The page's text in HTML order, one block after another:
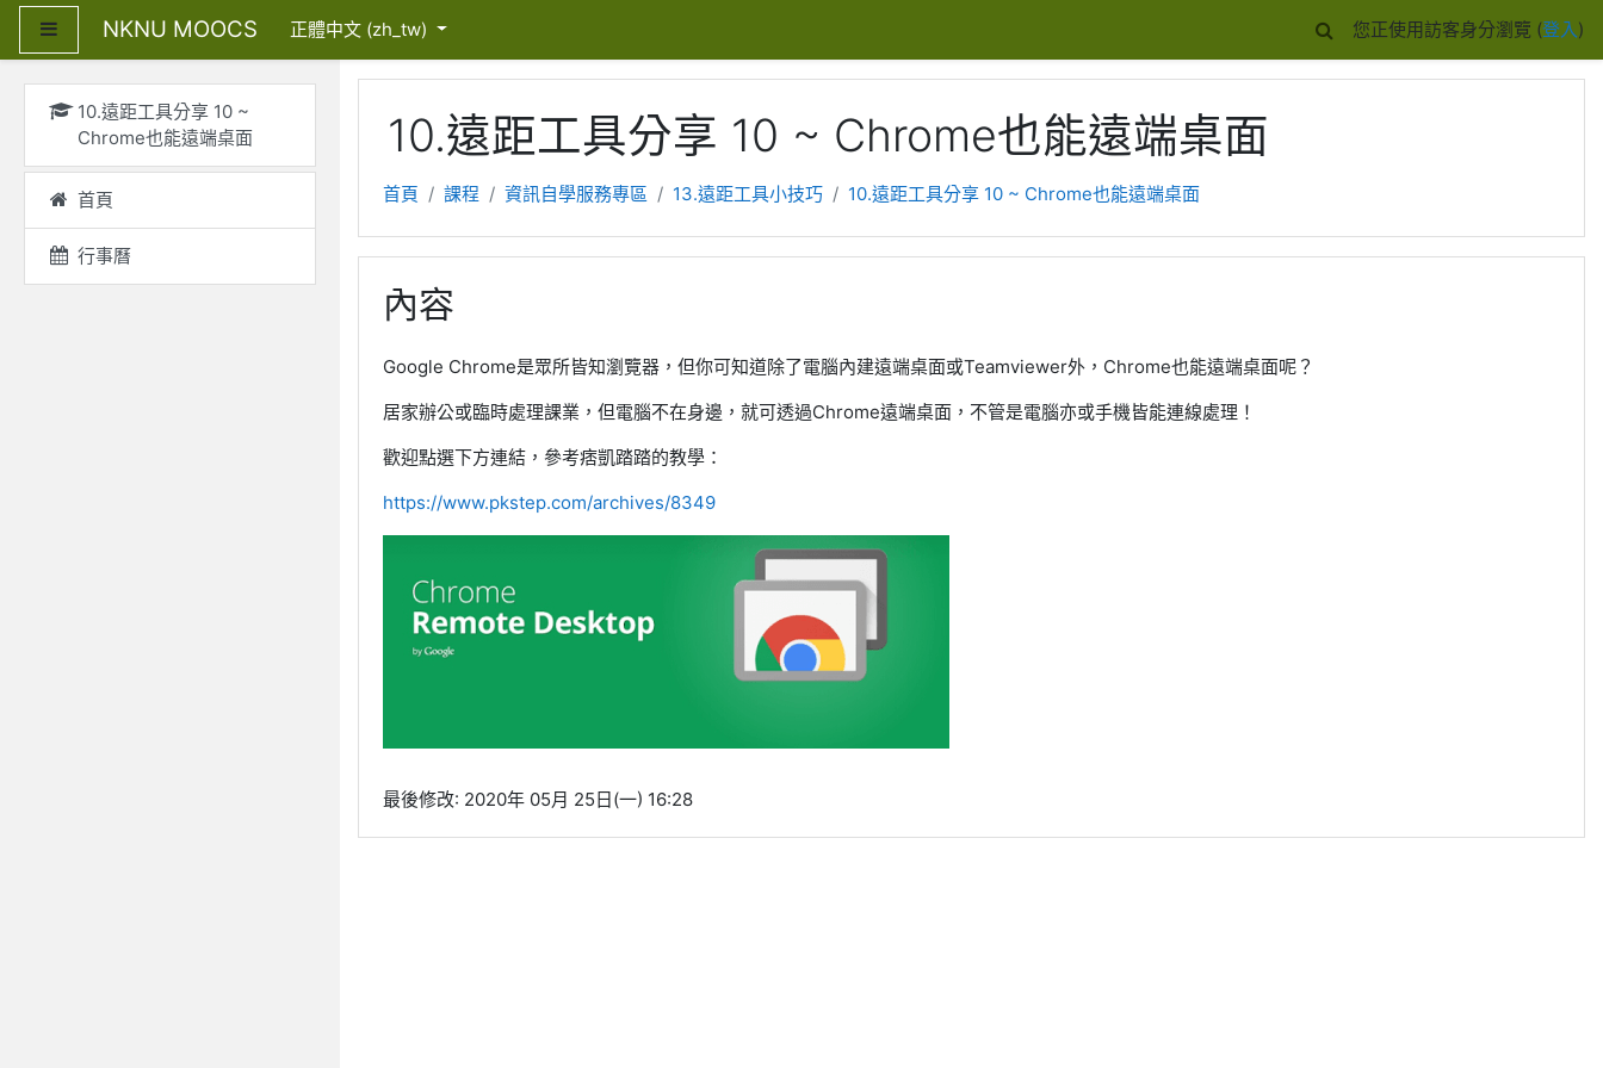
NKNU MOOCS 正體中文 ‎(zh_tw)‎ 您正使用訪客身分瀏覽 (登入)
10.遠距工具分享 10 ~
Chrome也能遠端桌面
首頁
行事曆
10.遠距工具分享 10 ~ Chrome也能遠端桌面
首頁 課程 資訊自學服務專區 13.遠距工具小技巧 10.遠距工具分享 10 ~ Chrome也能遠端桌面
內容
Google Chrome是眾所皆知瀏覽器，但你可知道除了電腦內建遠端桌面或Teamviewer外，Chrome也能遠端桌面呢？
居家辦公或臨時處理課業，但電腦不在身邊，就可透過Chrome遠端桌面，不管是電腦亦或手機皆能連線處理！
歡迎點選下方連結，參考痞凱踏踏的教學：
https://www.pkstep.com/archives/8349
最後修改: 2020年 05月 25日(一) 16:28